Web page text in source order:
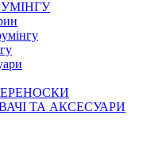
ТА АКСЕСУАРИ